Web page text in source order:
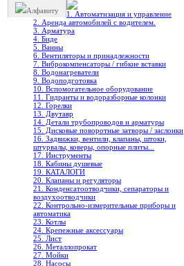
Алфавиту
1. Автоматизация и управление
2. Аренда автомобилей с водителем.
3. Арматура
4. Биде
5. Ванны
6. Вентиляторы и принадлежности
7. Виброкомпенсаторы / гибкие вставки
8. Водонагреватели
9. Водоподготовка
10. Вспомогательное оборудование
11. Гидранты и водоразборные колонки
12. Горелки
13. Двутавр
14. Детали трубопроводов и арматуры
15. Дисковые поворотные затворы / заслонки
16. Задвижки, вентили, клапаны, штоки,
штурвалы, коверы, опорные плиты...
17. Инструменты
18. Кабины душевые
19. КАТАЛОГИ
20. Клапаны и регуляторы
21. Конденсатоотводчики, сепараторы и
воздухоотводчики
22. Контрольно-измерительные приборы и
автоматика
23. Котлы
24. Крепежные аксессуары
25. Лист
26. Металлопрокат
27. Мойки
28. Насосы